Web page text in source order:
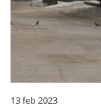
13 feb 2023